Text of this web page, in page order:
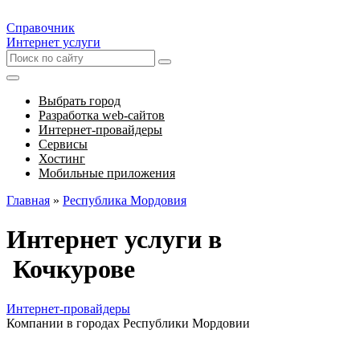
Справочник
Интернет услуги
Выбрать город
Разработка web-сайтов
Интернет-провайдеры
Сервисы
Хостинг
Мобильные приложения
Главная » Республика Мордовия
Интернет услуги в
Кочкурове
Интернет-провайдеры
Компании в городах Республики Мордовии